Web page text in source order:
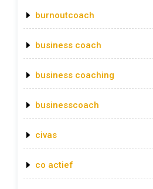
burnoutcoach
business coach
business coaching
businesscoach
civas
co actief